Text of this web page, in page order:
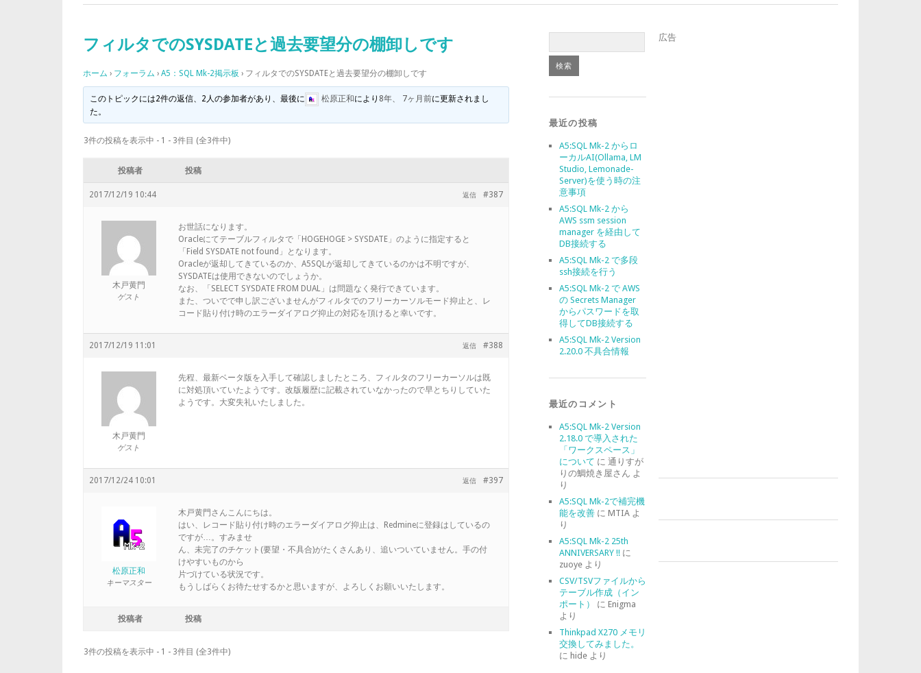
フィルタでのSYSDATEと過去要望分の棚卸しです
ホーム › フォーラム › A5：SQL Mk-2掲示板 › フィルタでのSYSDATEと過去要望分の棚卸しです
このトピックには2件の返信、2人の参加者があり、最後に 松原正和により 8年、 7ヶ月前に更新されまし
た。
3件の投稿を表示中 - 1 - 3件目 (全3件中)
投稿者 投稿
2017/12/19 10:44 #387
返信
木戸黄門
ゲスト
お世話になります。
Oracleにてテーブルフィルタで「HOGEHOGE > SYSDATE」のように指定すると
「Field SYSDATE not found」となります。
Oracleが返却してきているのか、A5SQLが返却してきているのかは不明ですが、
SYSDATEは使用できないのでしょうか。
なお、「SELECT SYSDATE FROM DUAL」は問題なく発行できています。
また、ついでで申し訳ございませんがフィルタでのフリーカーソルモード抑止と、レ
コード貼り付け時のエラーダイアログ抑止の対応を頂けると幸いです。
2017/12/19 11:01 #388
返信
木戸黄門
ゲスト
先程、最新ベータ版を入手して確認しましたところ、フィルタのフリーカーソルは既
に対処頂いていたようです。改版履歴に記載されていなかったので早とちりしていた
ようです。大変失礼いたしました。
2017/12/24 10:01 #397
返信
松原正和
キーマスター
木戸黄門さんこんにちは。
はい、レコード貼り付け時のエラーダイアログ抑止は、Redmineに登録はしているの
ですが…。すみませ
ん、未完了のチケット(要望・不具合)がたくさんあり、追いついていません。手の付
けやすいものから
片づけている状況です。
もうしばらくお待たせするかと思いますが、よろしくお願いいたします。
投稿者 投稿
3件の投稿を表示中 - 1 - 3件目 (全3件中)
最近の投稿
A5:SQL Mk-2 からロ
ーカルAI(Ollama, LM
Studio, Lemonade-
Server)を使う時の注
意事項
A5:SQL Mk-2 から
AWS ssm session
manager を経由して
DB接続する
A5:SQL Mk-2 で多段
ssh接続を行う
A5:SQL Mk-2 で AWS
の Secrets Manager
からパスワードを取
得してDB接続する
A5:SQL Mk-2 Version
2.20.0 不具合情報
最近のコメント
A5:SQL Mk-2 Version
2.18.0 で導入された
「ワークスペース」
について に 通りすが
りの鯛焼き屋さん よ
り
A5:SQL Mk-2で補完機
能を改善に MTIAよ
り
A5:SQL Mk-2 25th
ANNIVERSARY !!に
zuoyeより
CSV/TSVファイルから
テーブル作成（イン
ポート）
に Enigma
より
Thinkpad X270 メモリ
交換してみました。
に hideより
広告